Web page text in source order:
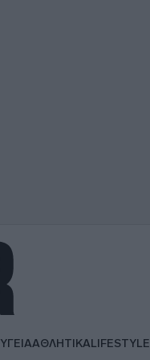
ΥΓΕΙΑΑΘΛΗΤΙΚΑLIFESTYLE